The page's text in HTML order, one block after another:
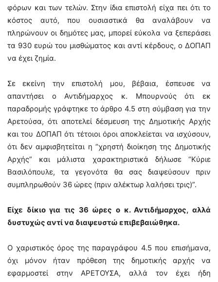
φόρων και των τελών. Στην ίδια επιστολή είχα πει ότι το
κόστος αυτό, που ουσιαστικά θα αναλάβουν να
πληρώνουν οι δημότες μας, μπορεί εύκολα να ξεπεράσει
τα 930 ευρώ του μισθώματος και αντί κέρδους, ο ΔΟΠΑΠ
να έχει ζημία.
Σε εκείνη την επιστολή μου, βέβαια, έσπευσε να
απαντήσει ο Αντιδήμαρχος κ. Μπουρνούς ότι εκ
παραδρομής γράφτηκε το άρθρο 4.5 στη σύμβαση για την
Αρετούσα, ότι αποτελεί δέσμευση της Δημοτικής Αρχής
και του ΔΟΠΑΠ ότι τέτοιοι όροι αποκλείεται να ισχύσουν,
ότι δεν αμφισβητείται η “χρηστή διοίκηση της Δημοτικής
Αρχής” και μάλιστα χαρακτηριστικά δήλωσε “Κύριε
Βασιλόπουλε, τα γεγονότα θα σας διαψεύσουν πριν
συμπληρωθούν 36 ώρες (πριν αλέκτωρ λαλήσει τρις)”.
Είχε δίκιο για τις 36 ώρες ο κ. Αντιδήμαρχος, αλλά
δυστυχώς αντί να διαψευστώ επιβεβαιώθηκα.
Ο χαριστικός όρος της παραγράφου 4.5 που επισήμανα,
όχι μόνον ήταν πρόθεση της δημοτικής αρχής να
εφαρμοστεί στην ΑΡΕΤΟΥΣΑ, αλλά τον έχει ήδη